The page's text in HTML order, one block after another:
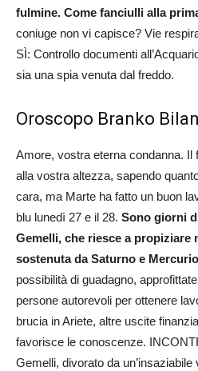
fulmine. Come fanciulli alla
coniuge non vi capisce? Vie
SÌ: Controllo documenti
sia una spia venuta dal freddo.
Oroscopo Branko
Amore, vostra eterna condanna. Il
alla vostra altezza, sapendo
cara, ma Marte ha fatto un buon
blu lunedì 27 e il 28. Sono giorni
Gemelli, che riesce a propiziare
sostenuta da Saturno e
possibilità di guadagno,
persone autorevoli per ottenere
brucia in Ariete, altre uscite
favorisce le conoscenze.
Gemelli, divorato da un’insaziabile